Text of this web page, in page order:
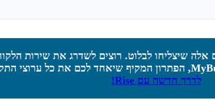
שיצליחו לבלוט. רוצים לשדרג את שירות
, הפתרון המקיף שיאחד לכם את כל ערוצי
לדרך חדשה עם Rise!